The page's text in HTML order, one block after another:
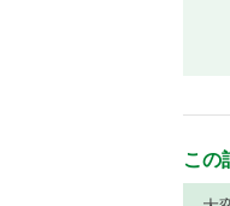
この